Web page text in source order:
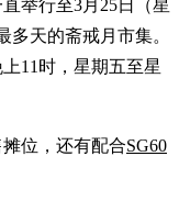
举行至3月25日（星
多天的斋戒月市集。
11时，星期五至星
位，还有配合SG60